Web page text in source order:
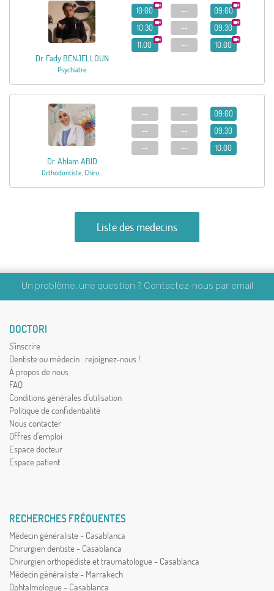
Dr. Fady BENJELLOUN
Psychiatre
10:00
10:30
11:00
--
--
--
09:00
09:30
10:00
Dr. Ahlam ABID
Orthodontiste, Chiru...
--
--
--
--
--
--
09:00
09:30
10:00
Liste des medecins
Un problème, une question ? Contactez-nous par email
DOCTORI
S'inscrire
Dentiste ou médecin : rejoignez-nous !
À propos de nous
FAQ
Conditions générales d'utilisation
Politique de confidentialité
Nous contacter
Offres d'emploi
Espace docteur
Espace patient
RECHERCHES FRÉQUENTES
Médecin généraliste - Casablanca
Chirurgien dentiste - Casablanca
Chirurgien orthopédiste et traumatologue - Casablanca
Médecin généraliste - Marrakech
Ophtalmologue - Casablanca